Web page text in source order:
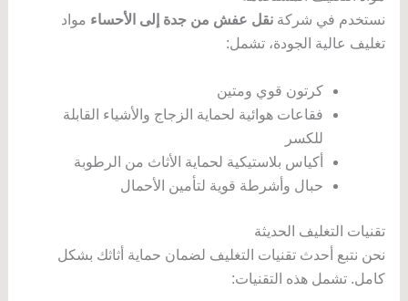
نستخدم في شركة نقل عفش من جدة إلى الأحساء مواد
تغليف عالية الجودة، تشمل:
كرتون قوي ومتين
فقاعات هوائية لحماية الزجاج والأشياء القابلة
للكسر
أكياس بلاستيكية لحماية الأثاث من الرطوبة
حبال وأشرطة قوية لتأمين الأحمال
تقنيات التغليف الحديثة
نحن نتبع أحدث تقنيات التغليف لضمان حماية أثاثك بشكل
كامل. تشمل هذه التقنيات: